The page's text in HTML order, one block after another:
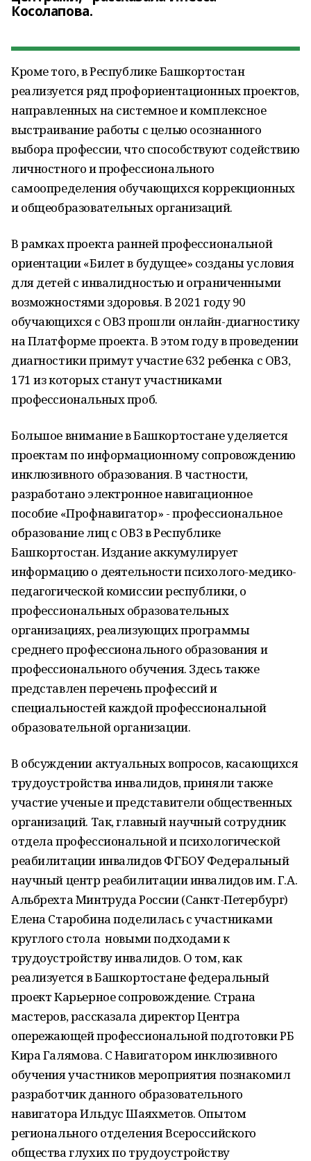
Косолапова.
Кроме того, в Республике Башкортостан
реализуется ряд профориентационных проектов,
направленных на системное и комплексное
выстраивание работы с целью осознанного
выбора профессии, что способствуют содействию
личностного и профессионального
самоопределения обучающихся коррекционных
и общеобразовательных организаций.
В рамках проекта ранней профессиональной
ориентации «Билет в будущее» созданы условия
для детей с инвалидностью и ограниченными
возможностями здоровья. В 2021 году 90
обучающихся с ОВЗ прошли онлайн-диагностику
на Платформе проекта. В этом году в проведении
диагностики примут участие 632 ребенка с ОВЗ,
171 из которых станут участниками
профессиональных проб.
Большое внимание в Башкортостане уделяется
проектам по информационному сопровождению
инклюзивного образования. В частности,
разработано электронное навигационное
пособие «Профнавигатор» - профессиональное
образование лиц с ОВЗ в Республике
Башкортостан. Издание аккумулирует
информацию о деятельности психолого-медико-
педагогической комиссии республики, о
профессиональных образовательных
организациях, реализующих программы
среднего профессионального образования и
профессионального обучения. Здесь также
представлен перечень профессий и
специальностей каждой профессиональной
образовательной организации.
В обсуждении актуальных вопросов, касающихся
трудоустройства инвалидов, приняли также
участие ученые и представители общественных
организаций. Так, главный научный сотрудник
отдела профессиональной и психологической
реабилитации инвалидов ФГБОУ Федеральный
научный центр реабилитации инвалидов им. Г.А.
Альбрехта Минтруда России (Санкт-Петербург)
Елена Старобина поделилась с участниками
круглого стола новыми подходами к
трудоустройству инвалидов. О том, как
реализуется в Башкортостане федеральный
проект Карьерное сопровождение. Страна
мастеров, рассказала директор Центра
опережающей профессиональной подготовки РБ
Кира Галямова. С Навигатором инклюзивного
обучения участников мероприятия познакомил
разработчик данного образовательного
навигатора Ильдус Шаяхметов. Опытом
регионального отделения Всероссийского
общества глухих по трудоустройству